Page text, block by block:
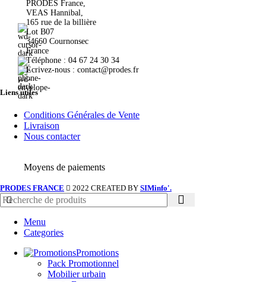
PRODES France,
VEAS Hannibal,
165 rue de la billière
Lot B07
34660 Cournonsec
France
Téléphone : 04 67 24 30 34
Écrivez-nous : contact@prodes.fr
Liens utiles
Conditions Générales de Vente
Livraison
Nous contacter
Moyens de paiements
PRODES FRANCE 2022 CREATED BY SIMinfo'.
Menu
Categories
Promotions
Pack Promotionnel
Mobilier urbain